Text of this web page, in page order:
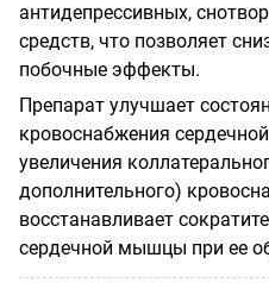
антидепрессивных,
средств, что позволяет
побочные эффекты.
Препарат улучшает
кровоснабжения
увеличения
дополнительного)
восстанавливает
сердечной мышцы при ее